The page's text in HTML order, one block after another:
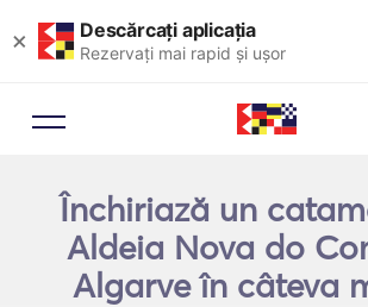
× Descărcați aplicația
Rezervați mai rapid și ușor
Închiriază un
Aldeia Nova do
Algarve în câteva